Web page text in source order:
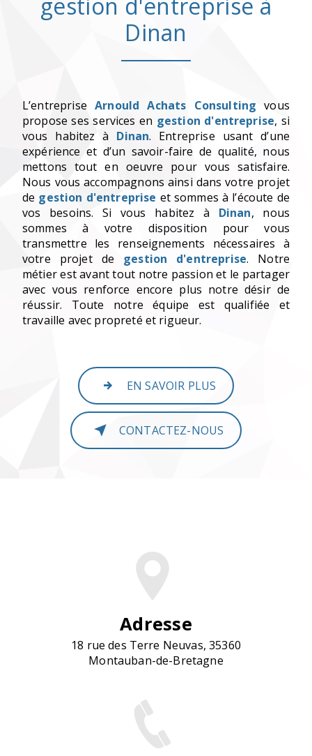
gestion d'entreprise à
Dinan
L’entrepriseArnould Achats Consulting vous
propose ses services en gestion d'entreprise, si
vous habitez à Dinan. Entreprise usant d’une
expérience et d’un savoir-faire de qualité, nous
mettons tout en oeuvre pour vous satisfaire.
Nous vous accompagnons ainsi dans votre projet
de gestion d'entreprise et sommes à l’écoute de
vos besoins. Si vous habitez à Dinan, nous
sommes à votre disposition pour vous
transmettre les renseignements nécessaires à
votre projet de gestion d'entreprise. Notre
métier est avant tout notre passion et le partager
avec vous renforce encore plus notre désir de
réussir. Toute notre équipe est qualifiée et
travaille avec propreté et rigueur.
EN SAVOIR PLUS
CONTACTEZ-NOUS
Adresse
18 rue des Terre Neuvas, 35360
Montauban-de-Bretagne